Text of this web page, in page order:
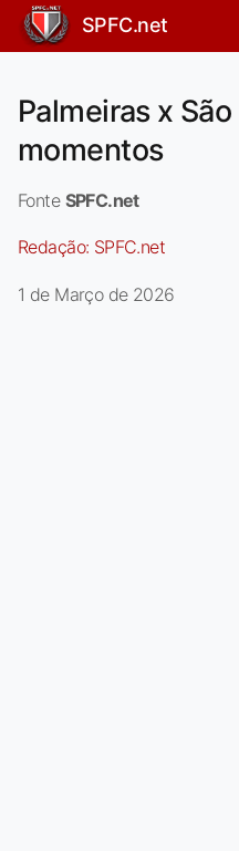
SPFC.net
Palmeiras x
momentos
Fonte SPFC.net
Redação: SPFC.net
1 de Março de 2026